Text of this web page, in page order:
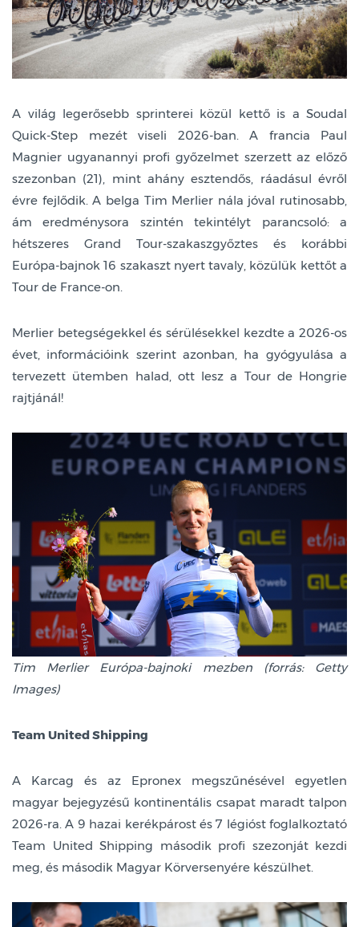
A világ legerősebb sprinterei közül kettő is a Soudal
Quick-Step mezét viseli 2026-ban. A francia Paul
Magnier ugyanannyi profi győzelmet szerzett az előző
szezonban (21), mint ahány esztendős, ráadásul évről
évre fejlődik. A belga Tim Merlier nála jóval rutinosabb,
ám eredménysora szintén tekintélyt parancsoló: a
hétszeres Grand Tour-szakaszgyőztes és korábbi
Európa-bajnok 16 szakaszt nyert tavaly, közülük kettőt a
Tour de France-on.
Merlier betegségekkel és sérülésekkel kezdte a 2026-os
évet, információink szerint azonban, ha gyógyulása a
tervezett ütemben halad, ott lesz a Tour de Hongrie
rajtjánál!
Tim Merlier Európa-bajnoki mezben (forrás: Getty
Images)
Team United Shipping
A Karcag és az Epronex megszűnésével egyetlen
magyar bejegyzésű kontinentális csapat maradt talpon
2026-ra. A 9 hazai kerékpárost és 7 légióst foglalkoztató
Team United Shipping második profi szezonját kezdi
meg, és második Magyar Körversenyére készülhet.